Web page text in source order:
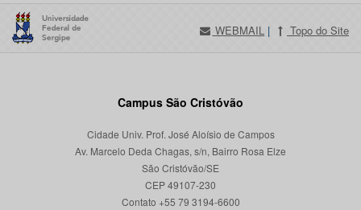
WEBMAIL | Topo do Site
Campus São Cristóvão
Cidade Univ. Prof. José Aloísio de Campos
Av. Marcelo Deda Chagas, s/n, Bairro Rosa Elze
São Cristóvão/SE
CEP 49107-230